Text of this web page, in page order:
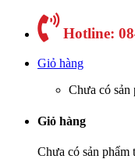
Hotline:
Giỏ hàng
Chưa có sản
Giỏ hàng
Chưa có sản phẩm